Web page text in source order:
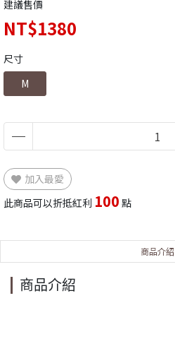
建議售價
NT$1380
尺寸
M
加入最愛
此商品可以折抵紅利 100 點
商品介紹
商品介紹